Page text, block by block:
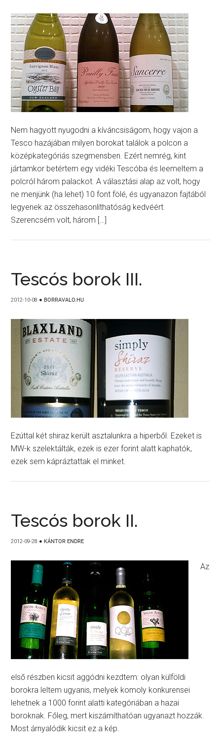
Nem hagyott nyugodni a kíváncsiságom, hogy vajon a
Tesco hazájában milyen borokat találok a polcon a
középkategóriás szegmensben. Ezért nemrég, kint
jártamkor betértem egy vidéki Tescóba és leemeltem a
polcról három palackot. A választási alap az volt, hogy
ne menjünk (ha lehet) 10 font fölé, és ugyanazon fajtából
legyenek az összehasonlíthatóság kedvéért.
Szerencsém volt, három […]
Tescós borok III.
2012-10-08 ● BORRAVALO.HU
Ezúttal két shiraz került asztalunkra a hiperből. Ezeket is
MW-k szelektálták, ezek is ezer forint alatt kaphatók,
ezek sem kápráztattak el minket.
Tescós borok II.
2012-09-28 ● KÁNTOR ENDRE
Az
első részben kicsit aggódni kezdtem: olyan külföldi
borokra leltem ugyanis, melyek komoly konkurensei
lehetnek a 1000 forint alatti kategóriában a hazai
boroknak. Főleg, mert kiszámíthatóan ugyanazt hozzák.
Most árnyalódik kicsit ez a kép.